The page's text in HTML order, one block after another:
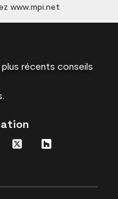
www.mpi.net
récents conseils